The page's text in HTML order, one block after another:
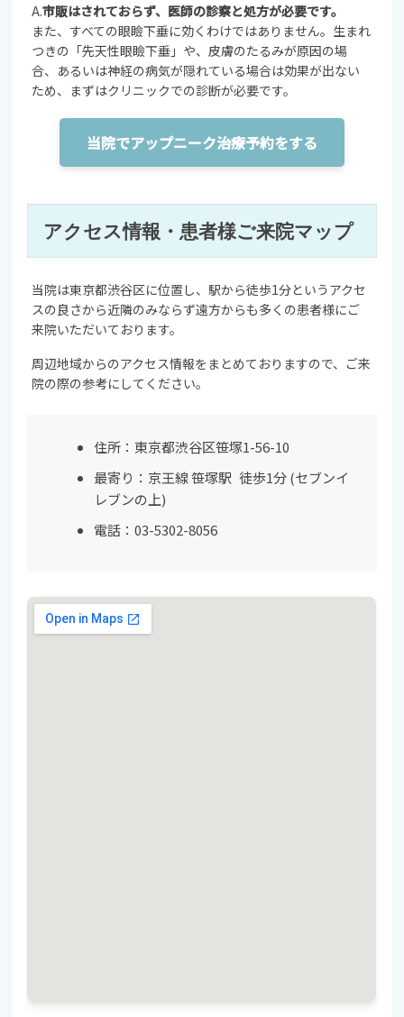
A.市販はされておらず、医師の診察と処方が必要です。
また、すべての眼瞼下垂に効くわけではありません。生まれ
つきの「先天性眼瞼下垂」や、皮膚のたるみが原因の場
合、あるいは神経の病気が隠れている場合は効果が出ない
ため、まずはクリニックでの診断が必要です。
当院でアップニーク治療予約をする
アクセス情報・患者様ご来院マップ
当院は東京都渋谷区に位置し、駅から徒歩1分というアクセ
スの良さから近隣のみならず遠方からも多くの患者様にご
来院いただいております。
周辺地域からのアクセス情報をまとめておりますので、ご来
院の際の参考にしてください。
住所：東京都渋谷区笹塚1-56-10
最寄り：京王線 笹塚駅 徒歩1分 (セブンイ
レブンの上)
電話：03-5302-8056